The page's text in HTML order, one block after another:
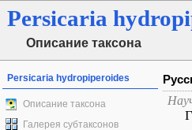
Persicaria
Описание таксона
Persicaria hydropiperoides
Описание таксона
Галерея субтаксонов